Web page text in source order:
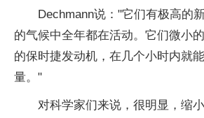
Dechmann说："它们有极高的
的气候中全年都在活动。它们微小
的保时捷发动机，在几个小时内就
量。"
对科学家们来说，很明显，缩